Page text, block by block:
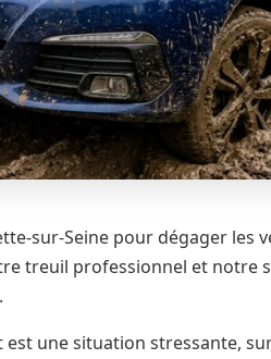
sur-Seine pour dégager les
treuil professionnel et notre
une situation stressante,